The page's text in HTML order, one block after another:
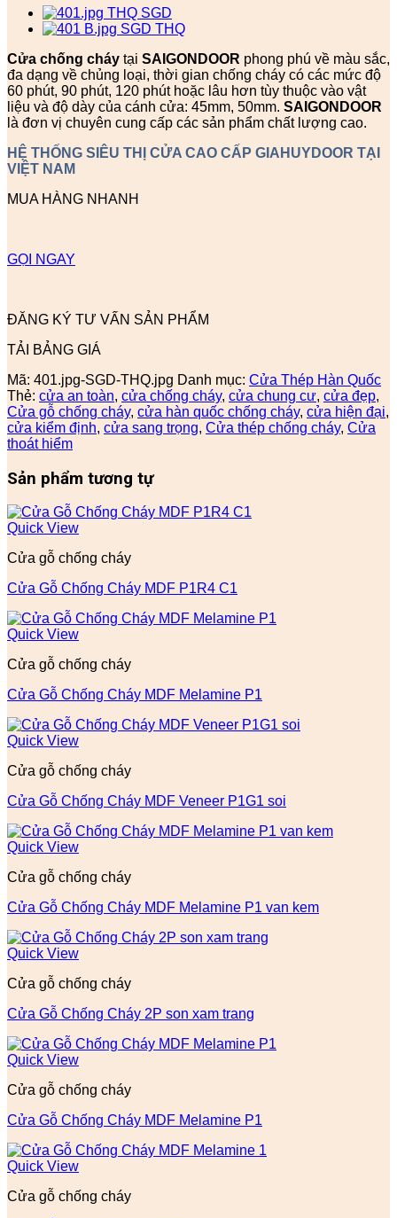
Cửa chống cháy tại SAIGONDOOR phong phú về màu sắc,
đa dạng về chủng loại, thời gian chống cháy có các mức độ
60 phút, 90 phút, 120 phút hoặc lâu hơn tùy thuộc vào vật
liệu và độ dày của cánh cửa: 45mm, 50mm. SAIGONDOOR
là đơn vị chuyên cung cấp các sản phẩm chất lượng cao.
HỆ THỐNG SIÊU THỊ CỬA CAO CẤP GIAHUYDOOR TẠI
VIỆT NAM
MUA HÀNG NHANH
GỌI NGAY
ĐĂNG KÝ TƯ VẤN SẢN PHẨM
TẢI BẢNG GIÁ
Mã: 401.jpg-SGD-THQ.jpg Danh mục: Cửa Thép Hàn Quốc
Thẻ: cửa an toàn, cửa chống cháy, cửa chung cư, cửa đẹp,
Cửa gỗ chống cháy, cửa hàn quốc chống cháy, cửa hiện đại,
cửa kiểm định, cửa sang trọng, Cửa thép chống cháy, Cửa
thoát hiểm
Sản phẩm tương tự
Quick View
Cửa gỗ chống cháy
Cửa Gỗ Chống Cháy MDF P1R4 C1
Quick View
Cửa gỗ chống cháy
Cửa Gỗ Chống Cháy MDF Melamine P1
Quick View
Cửa gỗ chống cháy
Cửa Gỗ Chống Cháy MDF Veneer P1G1 soi
Quick View
Cửa gỗ chống cháy
Cửa Gỗ Chống Cháy MDF Melamine P1 van kem
Quick View
Cửa gỗ chống cháy
Cửa Gỗ Chống Cháy 2P son xam trang
Quick View
Cửa gỗ chống cháy
Cửa Gỗ Chống Cháy MDF Melamine P1
Quick View
Cửa gỗ chống cháy